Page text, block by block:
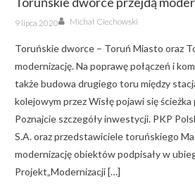
Posted
on
9 lipca 2020 Author
Michał Ciechowski
Toruńskie dworce – Toruń Miasto oraz
modernizację. Na poprawę połączeń i
także budowa drugiego toru między
kolejowym przez Wisłę pojawi się
Poznajcie szczegóły inwestycji. PKP
S.A. oraz przedstawiciele toruńskiego
modernizację obiektów podpisały w
Projekt„Modernizacji […]